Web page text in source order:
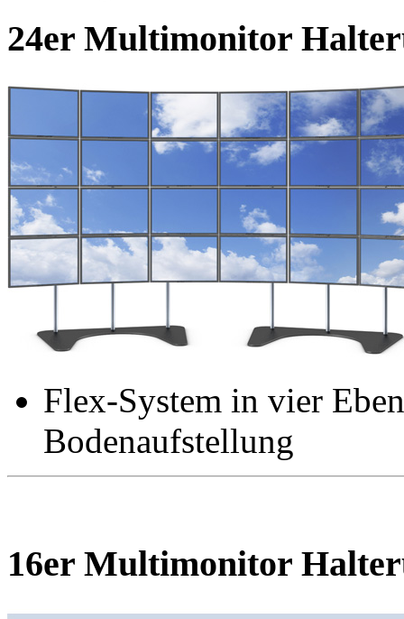
24er Multimonitor
Flex-System in vier
Bodenaufstellung
16er Multimonitor